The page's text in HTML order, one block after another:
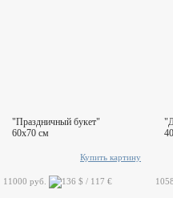
"Праздничный букет"
60x70 см
Купить картину
11000 руб.